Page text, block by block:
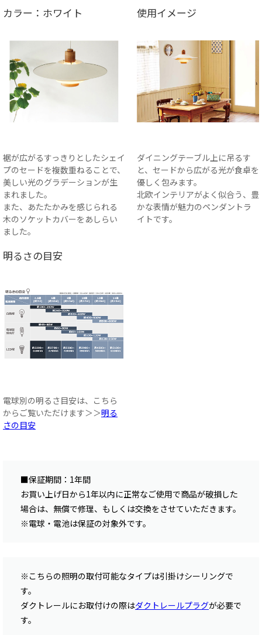
カラー：ホワイト
裾が広がるすっきりとしたシェイ
プのセードを複数重ねることで、
美しい光のグラデーションが生
まれました。
また、あたたかみを感じられる
木のソケットカバーをあしらい
ました。
使用イメージ
ダイニングテーブル上に吊るす
と、セードから広がる光が食卓を
優しく包みます。
北欧インテリアがよく似合う、豊
かな表情が魅力のペンダントラ
イトです。
明るさの目安
電球別の明るさ目安は、こちら
からご覧いただけます＞＞明る
さの目安
■保証期間：1年間
お買い上げ日から1年以内に正常なご使用で商品が破損した
場合は、無償で修理、もしくは交換をさせていただきます。
※電球・電池は保証の対象外です。
※こちらの照明の取付可能なタイプは引掛けシーリングで
す。
ダクトレールにお取付けの際はダクトレールプラグが必要で
す。